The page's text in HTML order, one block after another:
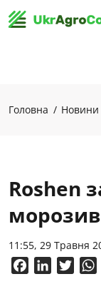
Головна Новини
Roshen
11:55, 29 Травня
FacebookLinkedIn